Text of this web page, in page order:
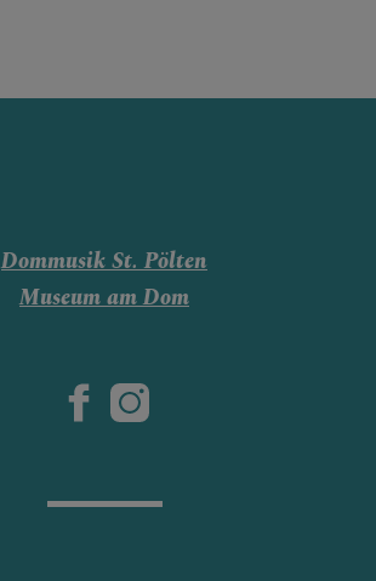
Dommusik St. Pölten
Museum am Dom